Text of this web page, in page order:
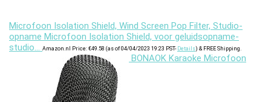
Microfoon Isolation Shield, Wind Screen Pop Filter, Studio-
opname Microfoon Isolation Shield, voor geluidsopname-
studio… Amazon.nl Price: €49.58 (as of 04/04/2023 19:23 PST- Details) & FREE Shipping.
BONAOK Karaoke Microfoon